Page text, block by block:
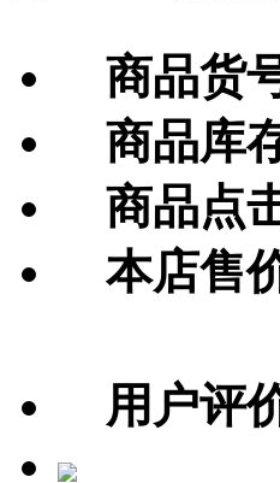
商品货
商品库
商品点
本店售
用户评